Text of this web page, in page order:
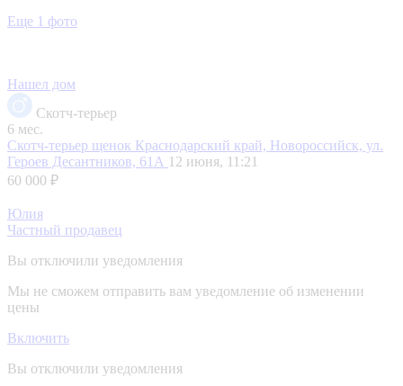
Еще 1 фото
Нашел дом
Скотч-терьер
6 мес.
Скотч-терьер щенок Краснодарский край, Новороссийск, ул.
Героев Десантников, 61А 12 июня, 11:21
60 000 ₽
Юлия
Частный продавец
Вы отключили уведомления
Мы не сможем отправить вам уведомление об изменении
цены
Включить
Вы отключили уведомления